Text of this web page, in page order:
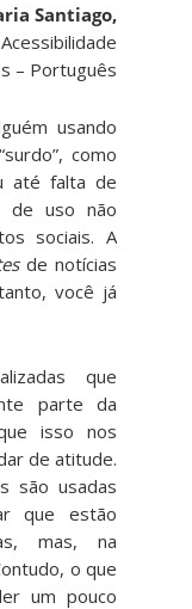
Santiago,
– Português
usando
como
até falta de
de uso não
sociais. A
de notícias
você já
que
parte da
isso nos
de atitude.
são usadas
que estão
mas, na
o que
um pouco